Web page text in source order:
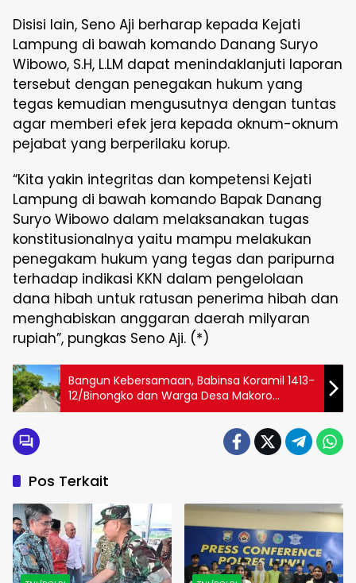
Disisi lain, Seno Aji berharap kepada Kejati
Lampung di bawah komando Danang Suryo
Wibowo, S.H, L.LM dapat menindaklanjuti laporan
tersebut dengan penegakan hukum yang
tegas kemudian mengusutnya dengan tuntas
agar memberi efek jera kepada oknum-oknum
pejabat yang berperilaku korup.
“Kita yakin integritas dan kompetensi Kejati
Lampung di bawah komando Bapak Danang
Suryo Wibowo dalam melaksanakan tugas
konstitusionalnya yaitu mampu melakukan
penegakam hukum yang tegas dan paripurna
terhadap indikasi KKN dalam pengelolaan
dana hibah untuk ratusan penerima hibah dan
menghabiskan anggaran daerah milyaran
rupiah”, pungkas Seno Aji. (*)
Bangun Kebersamaan, Babinsa Koramil 1413-
12/Binongko dan Warga Desa Makoro
Bersatu Bersihkan Bahu Jalan
Pos Terkait